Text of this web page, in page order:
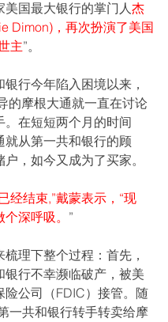
美国最大银行的掌门人杰
Dimon)，再次扮演了美国
主”。
银行今年陷入困境以来，
的摩根大通就一直在讨论
。在短短两个月的时间
就从第一共和银行的顾
，如今又成为了买家。
经结束,”戴蒙表示，“现
深呼吸。 ”
理下整个过程：首先，
银行不幸濒临破产，被美
险公司（FDIC）接管。随
一共和银行转手转卖给摩